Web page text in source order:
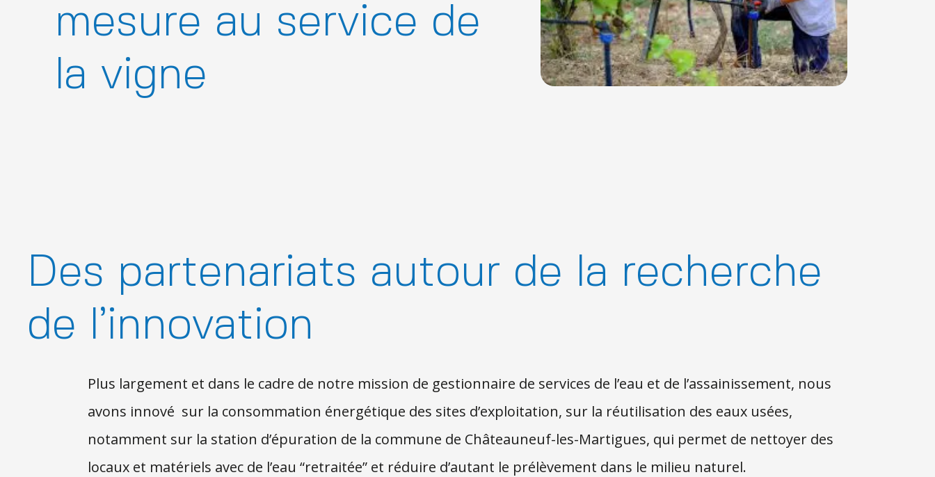
mesure au service de
la vigne
Des partenariats autour de la recherche
de l’innovation
Plus largement et dans le cadre de notre mission de gestionnaire de services de l’eau et de l’assainissement, nous
avons innové sur la consommation énergétique des sites d’exploitation, sur la réutilisation des eaux usées,
notamment sur la station d’épuration de la commune de Châteauneuf-les-Martigues, qui permet de nettoyer des
locaux et matériels avec de l’eau “retraitée” et réduire d’autant le prélèvement dans le milieu naturel.